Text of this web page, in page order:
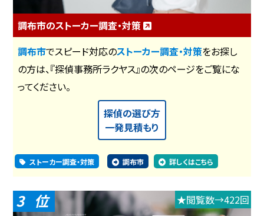
調布市のストーカー調査・対策
調布市でスピード対応のストーカー調査・対策をお探し
の方は、『探偵事務所ラクヤス』の次のページをご覧にな
ってください。
探偵の選び方
一発見積もり
ストーカー調査・対策 調布市 詳しくはこちら
3 ★閲覧数→422回